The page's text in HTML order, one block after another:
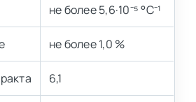
не более 5,6·10⁻⁵ °С⁻¹
не более 1,0 %
6,1